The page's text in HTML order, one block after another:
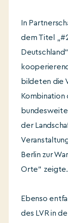
In
dem Titel
bildeten die
Kombination
der
Berlin zur
Orte“ zeigte.
Ebenso
des LVR in